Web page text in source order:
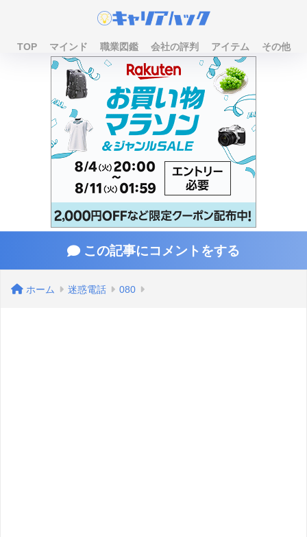
TOP マインド 職業図鑑 会社の評判 アイテム その他
この記事にコメントをする
ホーム 迷惑電話 080